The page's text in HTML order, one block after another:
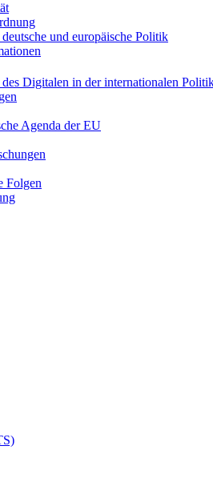
und europäische Politik
Digitalen in der internationalen
Agenda der EU
Folgen